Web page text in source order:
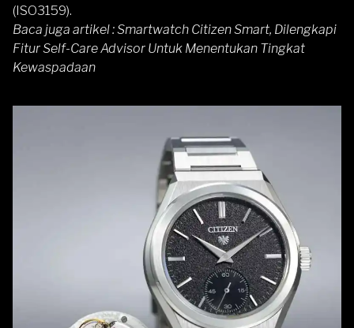
(ISO3159).
Baca juga artikel :Smartwatch Citizen Smart, Dilengkapi
Fitur Self-Care Advisor Untuk Menentukan Tingkat
Kewaspadaan